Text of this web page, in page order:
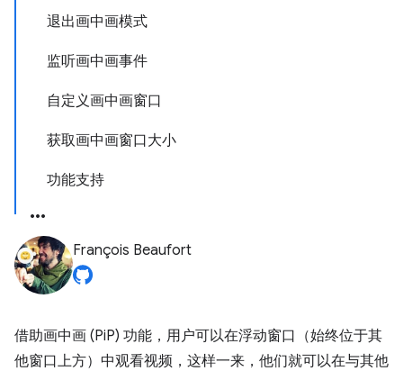
退出画中画模式
监听画中画事件
自定义画中画窗口
获取画中画窗口大小
功能支持
François Beaufort
借助画中画 (PiP) 功能，用户可以在浮动窗口（始终位于其
他窗口上方）中观看视频，这样一来，他们就可以在与其他